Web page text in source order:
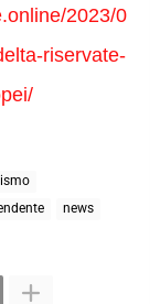
2023/0
riservate-
news